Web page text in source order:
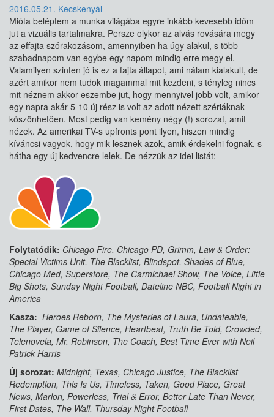
2016.05.21. Kecskenyál
Mióta beléptem a munka világába egyre inkább kevesebb időm
jut a vizuális tartalmakra. Persze olykor az alvás rovására megy
az effajta szórakozásom, amennyiben ha úgy alakul, s több
szabadnapom van egybe egy napom mindig erre megy el.
Valamilyen szinten jó is ez a fajta állapot, ami nálam kialakult, de
azért amikor nem tudok magammal mit kezdeni, s tényleg nincs
mit néznem akkor eszembe jut, hogy mennyivel jobb volt, amikor
egy napra akár 5-10 új rész is volt az adott nézett szériáknak
köszönhetően. Most pedig van kemény négy (!) sorozat, amit
nézek. Az amerikai TV-s upfronts pont ilyen, hiszen mindig
kíváncsi vagyok, hogy mik lesznek azok, amik érdekelni fognak, s
hátha egy új kedvencre lelek. De nézzük az idei listát:
Folytatódik: Chicago Fire, Chicago PD, Grimm, Law & Order:
Special Victims Unit, The Blacklist, Blindspot, Shades of Blue,
Chicago Med, Superstore, The Carmichael Show, The Voice, Little
Big Shots, Sunday Night Football, Dateline NBC, Football Night in
America
Kasza: Heroes Reborn, The Mysteries of Laura, Undateable,
The Player, Game of Silence, Heartbeat, Truth Be Told, Crowded,
Telenovela, Mr. Robinson, The Coach, Best Time Ever with Neil
Patrick Harris
Új sorozat: Midnight, Texas, Chicago Justice, The Blacklist
Redemption, This Is Us, Timeless, Taken, Good Place, Great
News, Marlon, Powerless, Trial & Error, Better Late Than Never,
First Dates, The Wall, Thursday Night Football